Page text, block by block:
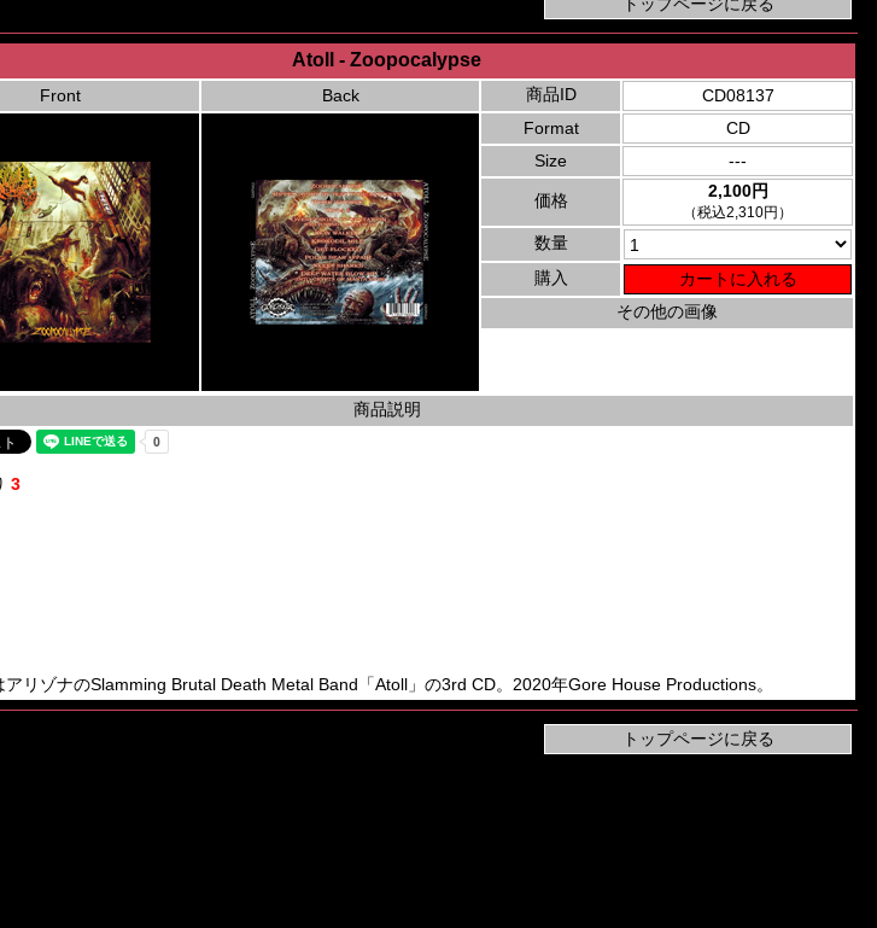
Atoll - Zoopocalypse
Front Back 商品ID
CD08137
Format
CD
Size
---
価格 2,100円
（税込2,310円）
数量
購入
その他の画像
商品説明
3
アリゾナのSlamming Brutal Death Metal Band「Atoll」の3rd CD。2020年Gore House Productions。